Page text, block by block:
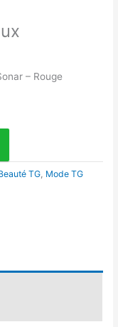
– Rouge
TG, Mode TG